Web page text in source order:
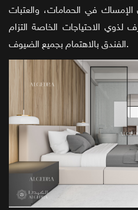
في الحمامات، والعتبات
الاحتياجات الخاصة التزام
الفندق بالاهتمام بجميع الضيوف.